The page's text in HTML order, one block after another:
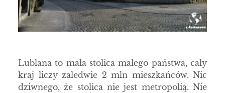
Lublana to mała stolica małego państwa, cały
kraj liczy zaledwie 2 mln mieszkańców. Nic
dziwnego, że stolica nie jest metropolią. Nie